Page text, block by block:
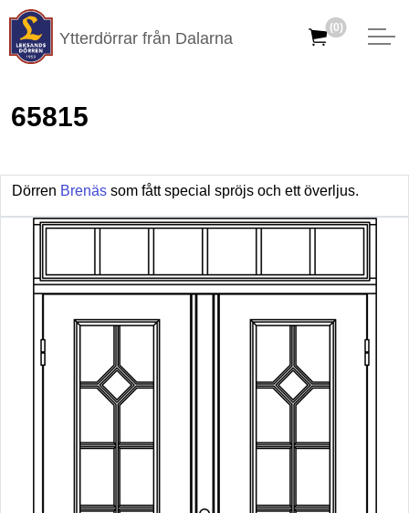
Ytterdörrar från Dalarna
(0)
65815
Dörren Brenäs som fått special spröjs och ett överljus.